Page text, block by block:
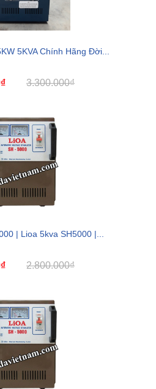
5KVA Chính Hãng Đời...
3.300.000₫
| Lioa 5kva SH5000 |...
2.800.000₫